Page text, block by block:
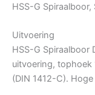
HSS-G Spiraalboor,
Uitvoering
HSS-G Spiraalboor
uitvoering, tophoek
(DIN 1412-C).